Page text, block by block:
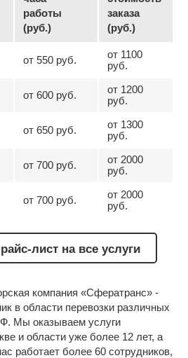
работы
(руб.)
заказа
(руб.)
от 550 руб.
от 1100
руб.
от 600 руб.
от 1200
руб.
от 650 руб.
от 1300
руб.
от 700 руб.
от 2000
руб.
от 700 руб.
от 2000
руб.
лист на все услуги
компания «Сфератранс» -
в области перевозки различных
Мы оказываем услуги
и области уже более 12 лет, а
работает более 60 сотрудников,